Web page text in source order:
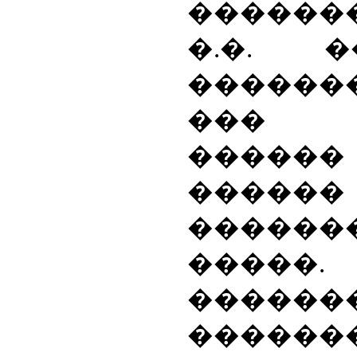
�.�.
���
������